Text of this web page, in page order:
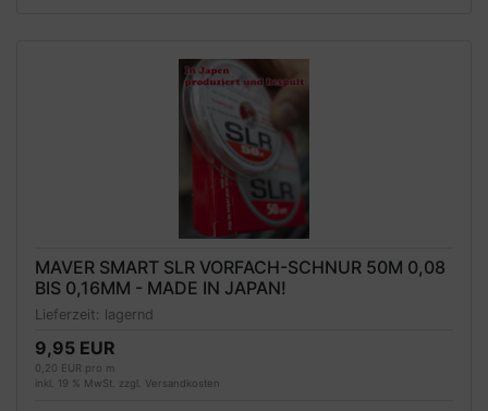
MAVER SMART SLR VORFACH-SCHNUR 50M 0,08
BIS 0,16MM - MADE IN JAPAN!
Lieferzeit: lagernd
9,95 EUR
0,20 EUR pro m
inkl. 19 % MwSt. zzgl. Versandkosten